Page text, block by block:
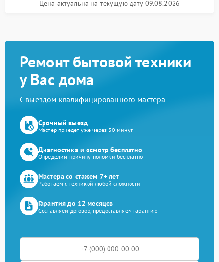
Цена актуальна на текущую дату 09.08.2026
Ремонт бытовой техники
у Вас дома
С выездом квалифицированного мастера
Срочный выезд
Мастер приедет уже через 30 минут
Диагностика и осмотр бесплатно
Определим причину поломки бесплатно
Мастера со стажем 7+ лет
Работаем с техникой любой сложности
Гарантия до 12 месяцев
Составляем договор, предоставляем гарантию